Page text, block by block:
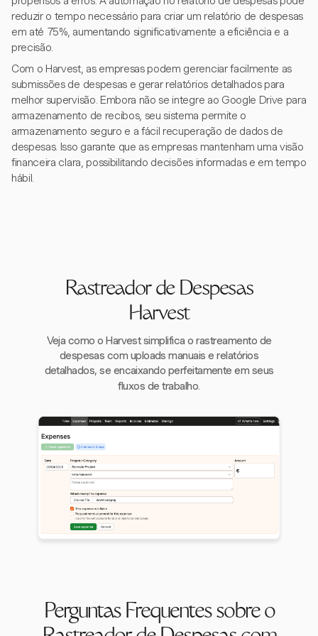
reduzir o tempo necessário para criar um relatório de despesas
em até 75%, aumentando significativamente a eficiência e a
precisão.
Com o Harvest, as empresas podem gerenciar facilmente as
submissões de despesas e gerar relatórios detalhados para
melhor supervisão. Embora não se integre ao Google Drive para
armazenamento de recibos, seu sistema permite o
armazenamento seguro e a fácil recuperação de dados de
despesas. Isso garante que as empresas mantenham uma visão
financeira clara, possibilitando decisões informadas e em tempo
hábil.
Rastreador de Despesas
Harvest
Veja como o Harvest simplifica o rastreamento de
despesas com uploads manuais e relatórios
detalhados, se encaixando perfeitamente em seus
fluxos de trabalho.
Perguntas Frequentes sobre o